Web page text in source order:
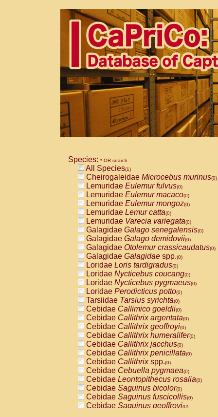
Species: * OR search
All Species(1)
Cheirogaleidae Microcebus murinus(0)
Lemuridae Eulemur fulvus(0)
Lemuridae Eulemur macaco(0)
Lemuridae Eulemur mongoz(0)
Lemuridae Lemur catta(0)
Lemuridae Varecia variegata(0)
Galagidae Galago senegalensis(0)
Galagidae Galago demidovii(0)
Galagidae Otolemur crassicaudatus(0)
Galagidae Galagidae spp.(0)
Loridae Loris tardigradus(0)
Loridae Nycticebus coucang(0)
Loridae Nycticebus pygmaeus(0)
Loridae Perodicticus potto(0)
Tarsiidae Tarsius syrichta(0)
Cebidae Callimico goeldii(0)
Cebidae Callithrix argentata(0)
Cebidae Callithrix geoffroyi(0)
Cebidae Callithrix humeralifer(0)
Cebidae Callithrix jacchus(0)
Cebidae Callithrix penicillata(0)
Cebidae Callithrixspp.(0)
Cebidae Cebuella pygmaea(0)
Cebidae Leontopithecus rosalia(0)
Cebidae Saguinus bicolor(0)
Cebidae Saguinus fuscicollis(0)
Cebidae Saguinus geoffroyi(0)